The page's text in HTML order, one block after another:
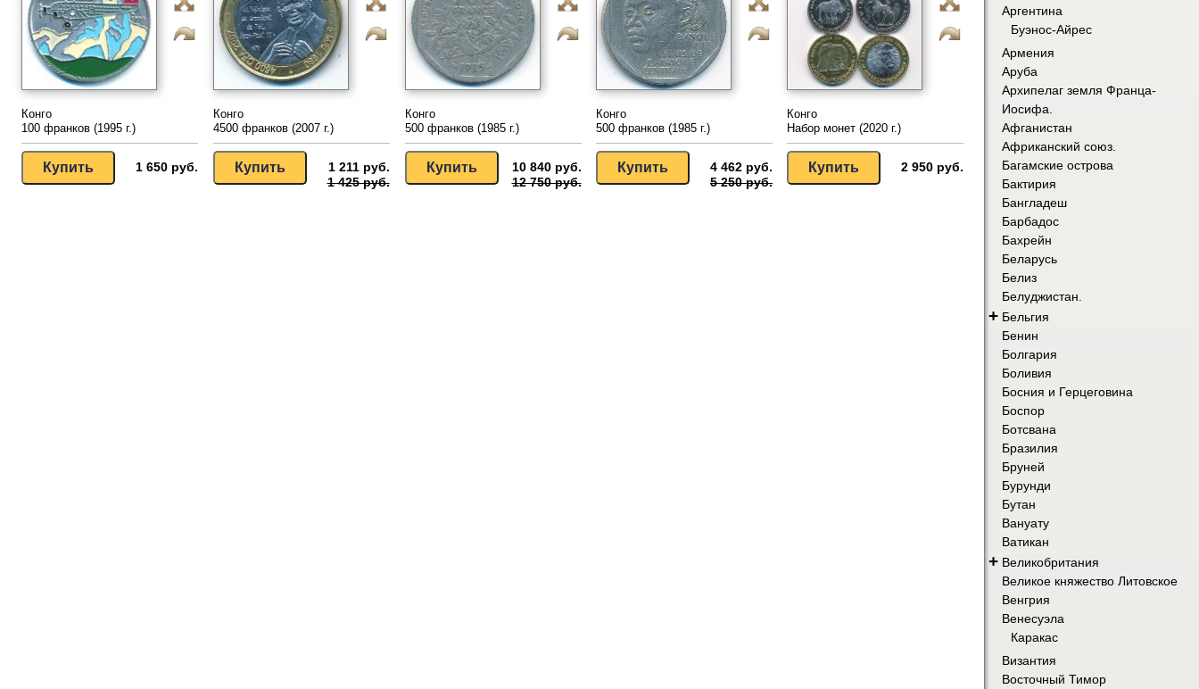
Конго
100 франков (1995 г.)
1 650 руб.
Конго
4500 франков (2007 г.)
1 211 руб.
1 425 руб.
Конго
500 франков (1985 г.)
10 840 руб.
12 750 руб.
Конго
500 франков (1985 г.)
4 462 руб.
5 250 руб.
Конго
Набор монет (2020 г.)
2 950 руб.
Аргентина
Буэнос-Айрес
Армения
Аруба
Архипелаг земля Франца-
Иосифа.
Афганистан
Африканский союз.
Багамские острова
Бактирия
Бангладеш
Барбадос
Бахрейн
Беларусь
Белиз
Белуджистан.
+ Бельгия
Бенин
Болгария
Боливия
Босния и Герцеговина
Боспор
Ботсвана
Бразилия
Бруней
Бурунди
Бутан
Вануату
Ватикан
+ Великобритания
Великое княжество Литовское
Венгрия
Венесуэла
Каракас
Византия
Восточный Тимор